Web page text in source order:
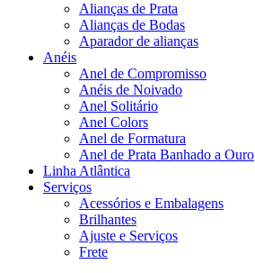
Alianças de Prata
Alianças de Bodas
Aparador de alianças
Anéis
Anel de Compromisso
Anéis de Noivado
Anel Solitário
Anel Colors
Anel de Formatura
Anel de Prata Banhado a Ouro
Linha Atlântica
Serviços
Acessórios e Embalagens
Brilhantes
Ajuste e Serviços
Frete